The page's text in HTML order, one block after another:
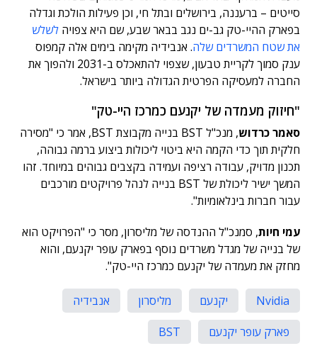
סייטים – ברעננה, בירושלים ובתל חי, וכן פעילות הולכת וגדלה
בפארק ההיי-טק גב-ים נגב בבאר שבע, שם היא צפויה לשלש
את שטח המשרדים שלה. אנבידיה מקימה בימים אלה קמפוס
ענק סמוך לקריית טבעון, שצפוי להתאכלס ב-2031 ולהפוך את
החברה למעסיקה הפרטית הגדולה ביותר בישראל.
"חיזוק מעמדה של יקנעם כמרכז היי-טק"
סאמר כרדוש
, מנכ"ל BST בנייה מקבוצת BST, אמר כי "מסירה
חלקית תוך כדי הקמה היא ביטוי ליכולות ביצוע ברמה גבוהה,
תכנון מדויק, עבודה רציפה ועמידה בקצבים גבוהים במיוחד. זהו
המשך ישיר ליכולת של BST בנייה לנהל פרויקטים מורכבים
עבור חברות בינלאומיות".
עמי חיות, סמנכ"ל ההנדסה של מליסרון, מסר כי "הפרויקט הוא
של בנייה של מגדל משרדים נוסף בפארק עופר יקנעם, והוא
מחזק את מעמדה של יקנעם כמרכז היי-טק".
Nvidia יקנעם מליסרון
אנבידיה
פארק עופר יקנעם
BST